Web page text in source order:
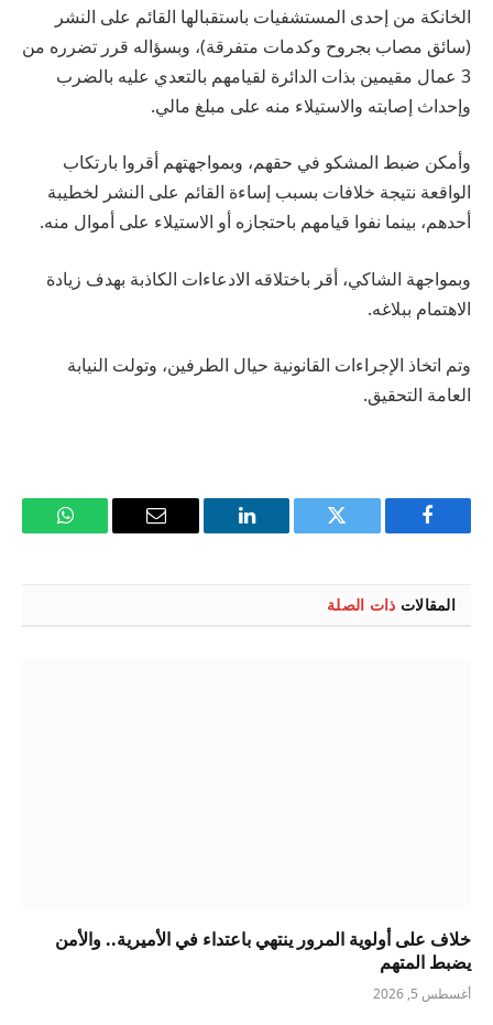
الخانكة من إحدى المستشفيات باستقبالها القائم على النشر
(سائق مصاب بجروح وكدمات متفرقة)، وبسؤاله قرر تضرره من
3 عمال مقيمين بذات الدائرة لقيامهم بالتعدي عليه بالضرب
وإحداث إصابته والاستيلاء منه على مبلغ مالي.
وأمكن ضبط المشكو في حقهم، وبمواجهتهم أقروا بارتكاب
الواقعة نتيجة خلافات بسبب إساءة القائم على النشر لخطيبة
أحدهم، بينما نفوا قيامهم باحتجازه أو الاستيلاء على أموال منه.
وبمواجهة الشاكي، أقر باختلاقه الادعاءات الكاذبة بهدف زيادة
الاهتمام ببلاغه.
وتم اتخاذ الإجراءات القانونية حيال الطرفين، وتولت النيابة
العامة التحقيق.
فيسبوك تويتر لينكدإن
البريد
واتساب
المقالات ذات الصلة
خلاف على أولوية المرور ينتهي باعتداء في الأميرية.. والأمن
يضبط المتهم
أغسطس 5, 2026